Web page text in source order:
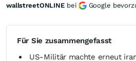
Für Sie zusammengefasst
US-Militär machte erneut
wallstreetONLINE bei Google